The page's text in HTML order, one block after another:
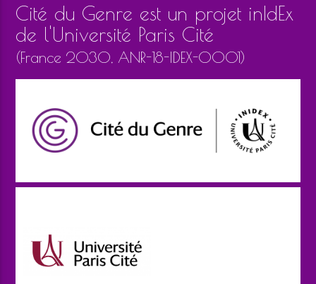
Cité du Genre est un projet inIdEx
de l'Université Paris Cité
(France 2030, ANR-18-IDEX-0001)